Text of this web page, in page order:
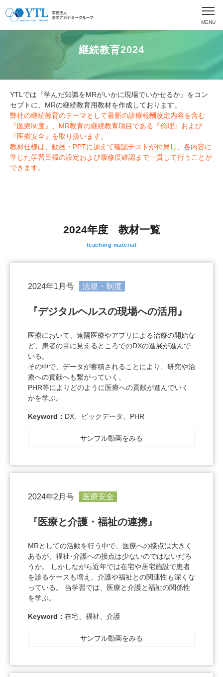
MENU
継続教育2024
YTLでは『学んだ知識をMRがいかに現場でいかせるか』をコン
セプトに、MRの継続教育用教材を作成しております。
弊社の継続教育のテーマとして最新の診療報酬改定内容を含む
『医療制度』、MR教育の継続教育項目である『倫理』および
『医療安全』を取り扱います。
教材仕様は、動画・PPTに加えて確認テストが付属し、各内容に
準じた学習目標の設定および履修度確認まで一貫して行うことが
できます。
2024年度 教材一覧
teaching material
2024年1月号 法規・制度
『デジタルヘルスの現場への活用』
医療において、遠隔医療やアプリによる治療の開始な
ど、患者の目に見えるところでのDXの進展が進んで
いる。
その中で、データが蓄積されることにより、研究や治
療への貢献へも繋がっていく。
PHR等によりどのように医療への貢献が進んでいく
かを学ぶ。
Keyword： DX、ビックデータ、PHR
サンプル動画をみる
2024年2月号 医療安全
『医療と介護・福祉の連携』
MRとしての活動を行う中で、医療への接点は大きく
あるが、福祉･介護への接点は少ないのではないだろ
うか。 しかしながら近年では在宅や居宅施設で患者
を診るケースも増え、介護や福祉との関連性も深くな
っている。 当学習では、医療と介護と福祉の関係性
を学ぶ。
Keyword： 在宅、福祉、介護
サンプル動画をみる